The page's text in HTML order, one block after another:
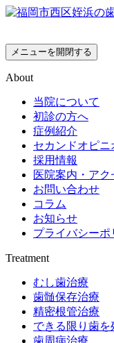
メニューを開閉する
About
当院について
初診の方へ
症例紹介
セカンドオピニ
採用情報
医院案内・アク
お問い合わせ
コラム
お知らせ
プライバシーポ
Treatment
むし歯治療
歯髄保存治療
精密根管治療
できる限り歯を
歯周病治療